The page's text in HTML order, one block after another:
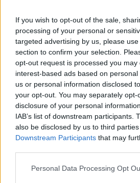
If you wish to opt-out of the sale,
processing of your personal or
targeted advertising by us, please
section to confirm your selection.
opt-out request is processed you may
interest-based ads based on
us or personal information disclosed
your opt-out. You may separately
disclosure of your personal
IAB’s list of downstream participants.
also be disclosed by us to third
Downstream Participants that may
Personal Data Processing Opt
Ακούστε το άλμπουμ.